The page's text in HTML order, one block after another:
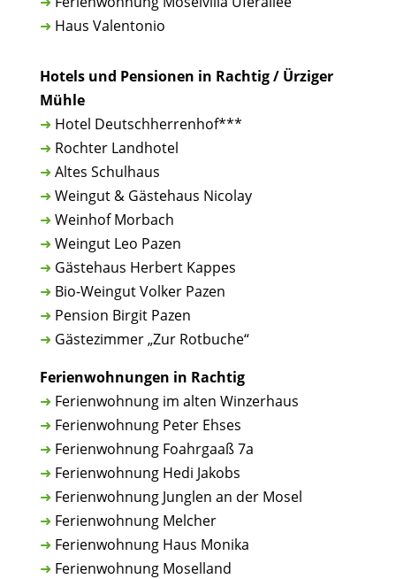
➜ Haus Valentonio
Hotels und Pensionen in Rachtig / Ürziger
Mühle
➜ Hotel Deutschherrenhof***
➜ Rochter Landhotel
➜ Altes Schulhaus
➜ Weingut & Gästehaus Nicolay
➜ Weinhof Morbach
➜ Weingut Leo Pazen
➜ Gästehaus Herbert Kappes
➜ Bio-Weingut Volker Pazen
➜ Pension Birgit Pazen
➜ Gästezimmer „Zur Rotbuche“
Ferienwohnungen in Rachtig
➜ Ferienwohnung im alten Winzerhaus
➜ Ferienwohnung Peter Ehses
➜ Ferienwohnung Foahrgaaß 7a
➜ Ferienwohnung Hedi Jakobs
➜ Ferienwohnung Junglen an der Mosel
➜ Ferienwohnung Melcher
➜ Ferienwohnung Haus Monika
➜ Ferienwohnung Moselland